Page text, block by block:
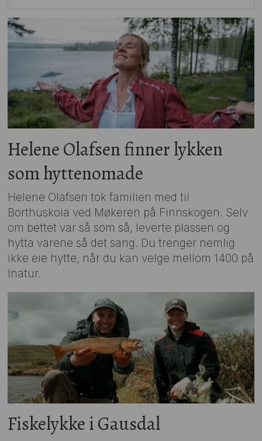
Helene Olafsen finner lykken
som hyttenomade
Helene Olafsen tok familien med til
Borthuskoia ved Møkeren på Finnskogen. Selv
om bettet var så som så, leverte plassen og
hytta varene så det sang. Du trenger nemlig
ikke eie hytte, når du kan velge mellom 1400 på
Inatur.
Fiskelykke i Gausdal